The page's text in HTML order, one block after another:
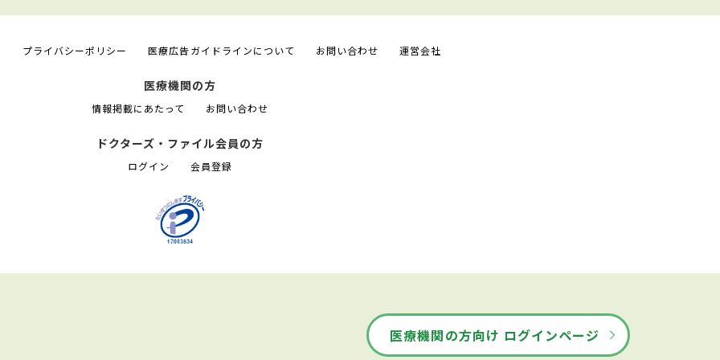
プライバシーポリシー 医療広告ガイドラインについて お問い合わせ 運営会社
医療機関の方
情報掲載にあたって お問い合わせ
ドクターズ・ファイル会員の方
ログイン 会員登録
医療機関の方向け ログインページ